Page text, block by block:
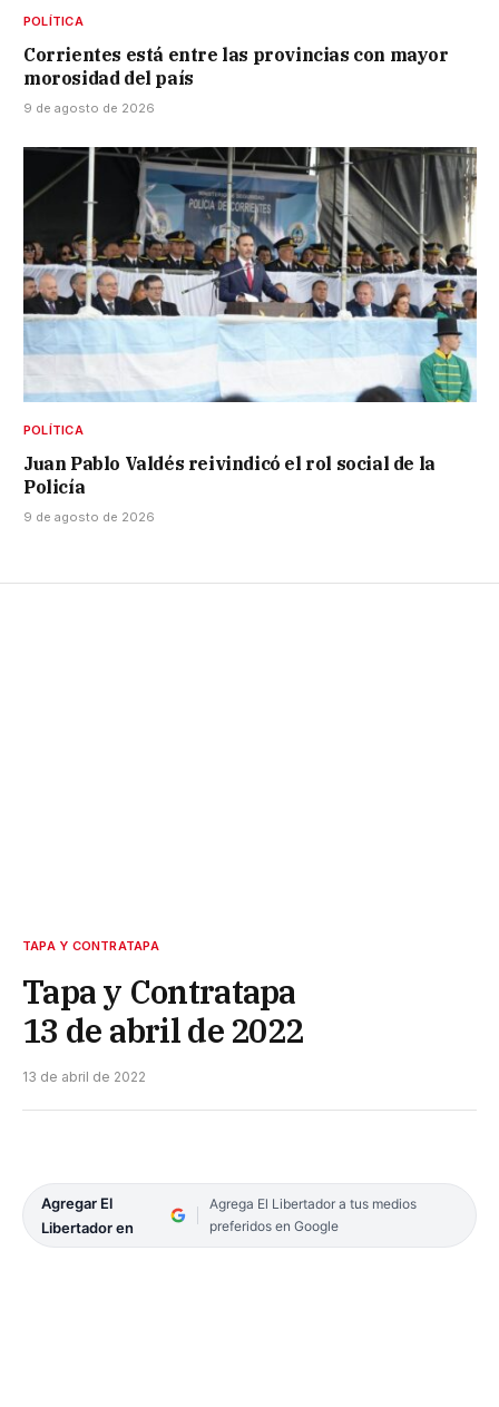
POLÍTICA
Corrientes está entre las provincias con mayor
morosidad del país
9 de agosto de 2026
POLÍTICA
Juan Pablo Valdés reivindicó el rol social de la
Policía
9 de agosto de 2026
TAPA Y CONTRATAPA
Tapa y Contratapa
13 de abril de 2022
13 de abril de 2022
Agregar El
Libertador en
Agrega El Libertador a tus medios
preferidos en Google